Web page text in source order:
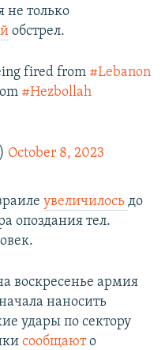
не только
обстрел.
fired from #Lebanon
#Hezbollah
October 8, 2023
увеличилось до
опоздания тел.
воскресенье армия
наносить
удары по сектору
сообщаюто